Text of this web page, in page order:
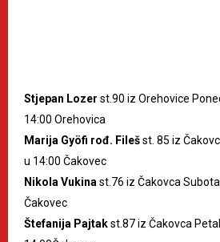
Stjepan Lozer st.90 iz Orehovice
14:00 Orehovica
Marija Gyöfi rođ. Filešst. 85 iz
u 14:00 Čakovec
Nikola Vukinast.76 iz Čakovca
Čakovec
Štefanija Pajtakst.87 iz Čakovca